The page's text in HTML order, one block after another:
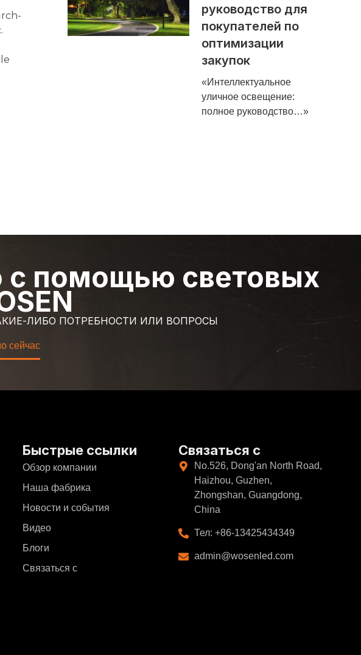
руководство для
покупателей по
оптимизации
закупок
«Интеллектуальное
уличное освещение:
полное руководство…»
с помощью световых
ЛИБО ПОТРЕБНОСТИ ИЛИ ВОПРОСЫ
сейчас
Быстрые ссылки
Обзор компании
Наша фабрика
Новости и события
Видео
Блоги
Связаться с
Связаться с
No.526, Dong'an North Road,
Haizhou, Guzhen,
Zhongshan, Guangdong,
China
Тел: +86-13425434349
admin@wosenled.com